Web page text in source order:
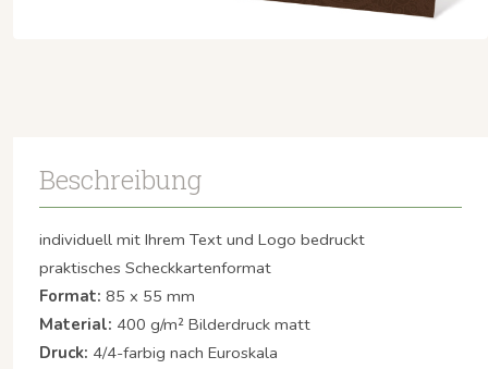
Beschreibung
individuell mit Ihrem Text und Logo bedruckt
praktisches Scheckkartenformat
Format: 85 x 55 mm
Material: 400 g/m² Bilderdruck matt
Druck: 4/4-farbig nach Euroskala